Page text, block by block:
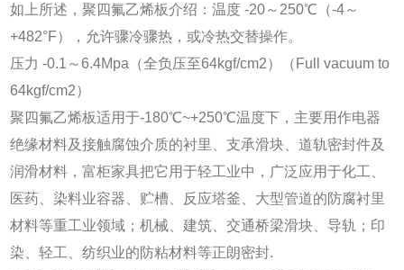
如上所述，聚四氟乙烯板介绍：温度 -20～250℃（-4～
+482°F），允许骤冷骤热，或冷热交替操作。
压力 -0.1～6.4Mpa（全负压至64kgf/cm2）（Full vacuum to
64kgf/cm2）
聚四氟乙烯板适用于-180℃~+250℃温度下，主要用作电器
绝缘材料及接触腐蚀介质的衬里、支承滑块、道轨密封件及
润滑材料，富柜家具把它用于轻工业中，广泛应用于化工、
医药、染料业容器、贮槽、反应塔釜、大型管道的防腐衬里
材料等重工业领域；机械、建筑、交通桥梁滑块、导轨；印
染、轻工、纺织业的防粘材料等正朗密封.